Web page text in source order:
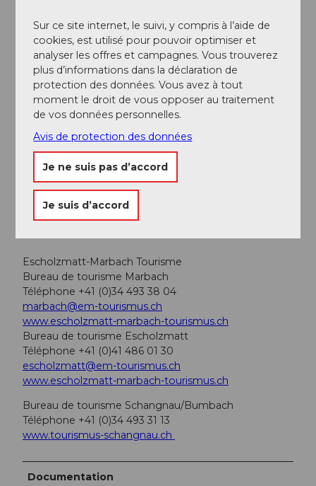
Transports en commun
Vous pouvez rejoindre Marbach en transports publics
via Escholzmatt (ligne de train Berne-Lucerne). Depuis
Escholzmatt, prenez le car postal jusqu'à Marbach
"Dorf". Avec tous les passes et billets de ski de fond,
vous voyagez gratuitement sur la ligne de car postal
Escholzmatt–Kemmeriboden pendant la saison
Planifiez votre voyage avec le
CFF.
Escholzmatt-Marbach Tourisme
Bureau de tourisme Marbach
Téléphone +41 (0)34 493 38 04
marbach@em-tourismus.ch
www.escholzmatt-marbach-tourismus.ch
Bureau de tourisme Escholzmatt
Téléphone +41 (0)41 486 01 30
escholzmatt@em-tourismus.ch
www.escholzmatt-marbach-tourismus.ch
Bureau de tourisme Schangnau/Bumbach
Téléphone +41 (0)34 493 31 13
www.tourismus-schangnau.ch
Documentation
Sur ce site internet, le suivi, y compris à l’aide de
cookies, est utilisé pour pouvoir optimiser et
analyser les offres et campagnes. Vous trouverez
plus d’informations dans la déclaration de
protection des données. Vous avez à tout
moment le droit de vous opposer au traitement
de vos données personnelles.
Avis de protection des données
Je ne suis pas d’accord
Je suis d’accord